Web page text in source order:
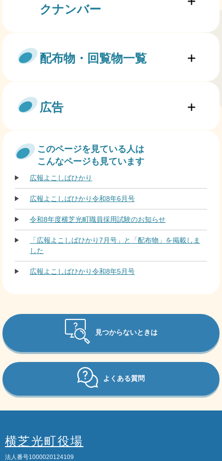
クナンバー
配布物・回覧物一覧
広告
このページを見ている人は
こんなページも見ています
広報よこしばひかり
広報よこしばひかり令和8年6月号
令和8年度横芝光町職員採用試験のお知らせ
「広報よこしばひかり7月号」と「配布物」を掲載しま
した
広報よこしばひかり令和8年5月号
見つからないときは
よくある質問
横芝光町役場
法人番号1000020124109